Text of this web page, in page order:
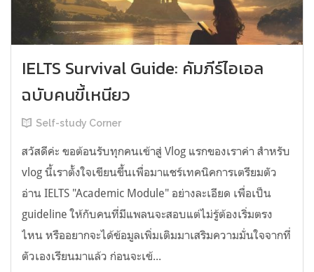
IELTS Survival Guide: คัมภีร์ไอเอล
ฉบับคนขี้เหนียว
Self-study Corner
สวัสดีค่ะ ขอต้อนรับทุกคนเข้าสู่ Vlog แรกของเราค่า สำหรับ
vlog นี้เราตั้งใจเขียนขึ้นเพื่อมาแชร์เทคนิคการเตรียมตัว
อ่าน IELTS "Academic Module" อย่างละเอียด เพื่อเป็น
guideline ให้กับคนที่มีแพลนจะสอบแต่ไม่รู้ต้องเริ่มตรง
ไหน หรืออยากจะได้ข้อมูลเพิ่มเติมมาเสริมความมั่นใจจากที่
ตัวเองเรียนมาแล้ว ก่อนจะเข้...